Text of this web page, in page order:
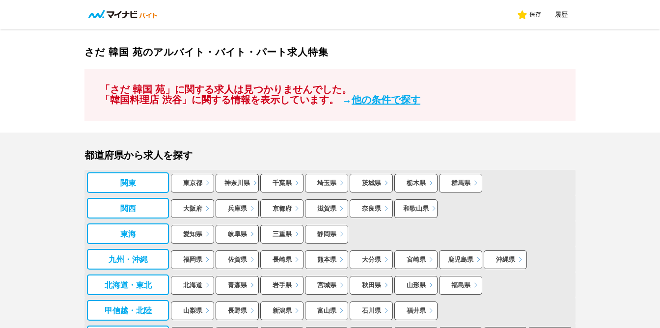
保存 履歴
さだ 韓国 苑のアルバイト・バイト・パート求人特集
「さだ 韓国 苑」に関する求人は見つかりませんでした。
「韓国料理店 渋谷」に関する情報を表示しています。
→他の条件で探す
都道府県から求人を探す
関東 東京都 神奈川県 千葉県 埼玉県 茨城県 栃木県 群馬県
関西 大阪府 兵庫県 京都府 滋賀県 奈良県 和歌山県
東海 愛知県 岐阜県 三重県 静岡県
九州・沖縄 福岡県 佐賀県 長崎県 熊本県 大分県 宮崎県 鹿児島県 沖縄県
北海道・東北 北海道 青森県 岩手県 宮城県 秋田県 山形県 福島県
甲信越・北陸 山梨県 長野県 新潟県 富山県 石川県 福井県